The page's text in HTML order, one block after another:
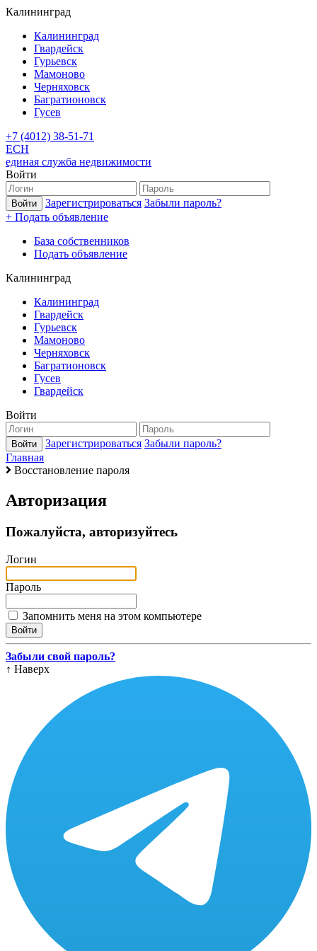
Калининград
Калининград
Гвардейск
Гурьевск
Мамоново
Черняховск
Багратионовск
Гусев
+7 (4012) 38-51-71
ЕСН
единая служба недвижимости
Войти
Зарегистрироваться Забыли пароль?
+ Подать объявление
База собственников
Подать объявление
Калининград
Калининград
Гвардейск
Гурьевск
Мамоново
Черняховск
Багратионовск
Гусев
Гвардейск
Войти
Зарегистрироваться Забыли пароль?
Главная
Восстановление пароля
Авторизация
Пожалуйста, авторизуйтесь
Логин
Пароль
Запомнить меня на этом компьютере
Забыли свой пароль?
↑ Наверх